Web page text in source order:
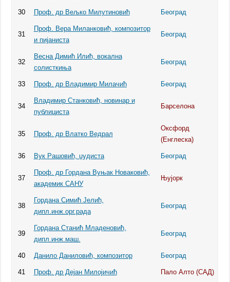
30 Проф. др Вељко Милутиновић Београд
31
Проф. Вера Миланковић, композитор
и пијаниста
Београд
32
Весна Димић Илић, вокална
солисткиња
Београд
33 Проф. др Владимир Милачић Београд
34
Владимир Станковић, новинар и
публициста
Барселона
35 Проф. др Влатко Ведрал
Оксфорд
(Енглеска)
36 Вук Рашовић, џудиста Београд
37
Проф. др Гордана Вуњак Новаковић,
академик САНУ
Њујорк
38
Гордана Симић Јелић,
дипл.инж.орг.рада
Београд
39
Гордана Станић Младеновић,
дипл.инж.маш.
Београд
40 Данило Даниловић, композитор Београд
41 Проф. др Дејан Милојичић Пало Алто (САД)